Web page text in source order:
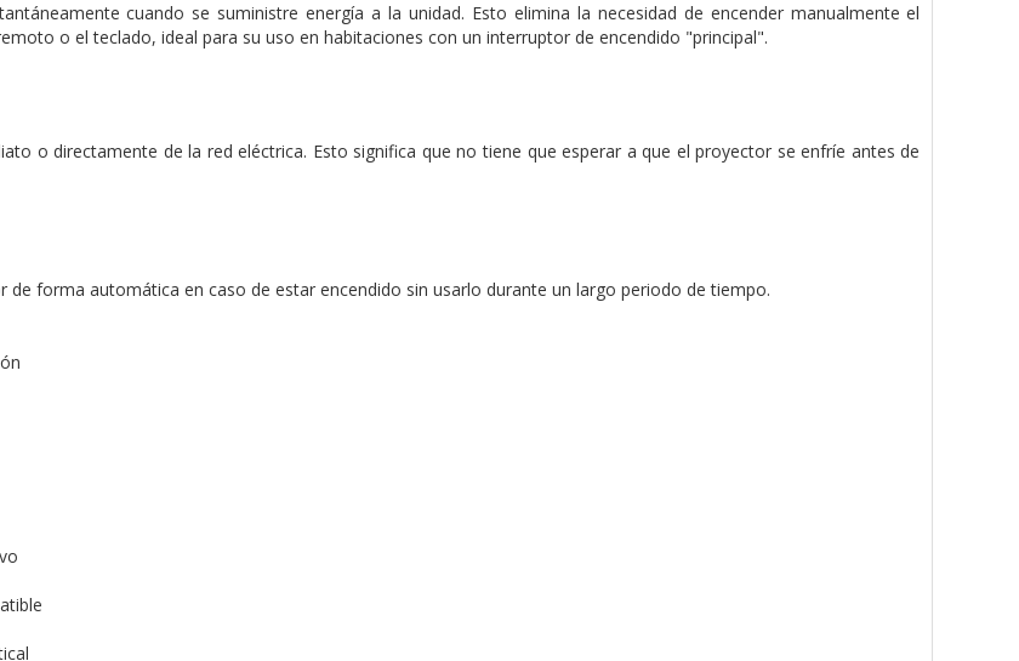
cuando se suministre energía a la unidad. Esto elimina la necesidad de encender manualmente el
o el teclado, ideal para su uso en habitaciones con un interruptor de encendido "principal".
o directamente de la red eléctrica. Esto significa que no tiene que esperar a que el proyector se enfríe antes de
de forma automática en caso de estar encendido sin usarlo durante un largo periodo de tiempo.